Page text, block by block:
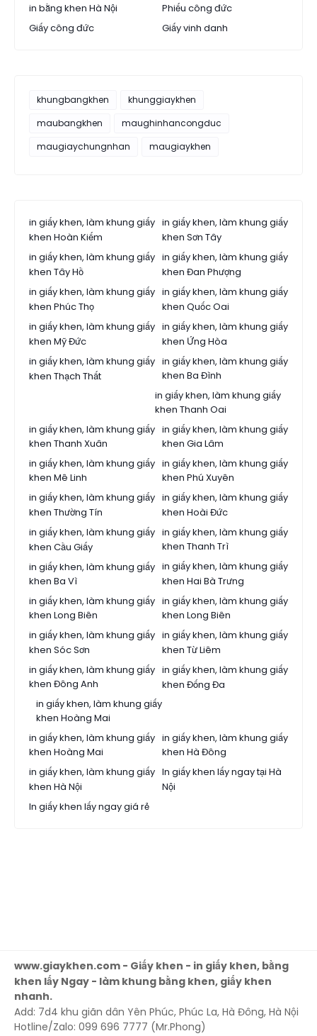
in bằng khen Hà Nội
Phiếu công đức
Giấy công đức
Giấy vinh danh
khungbangkhen
khunggiaykhen
maubangkhen
maughinhancongduc
maugiaychungnhan
maugiaykhen
in giấy khen, làm khung giấy
khen Hoàn Kiếm
in giấy khen, làm khung giấy
khen Sơn Tây
in giấy khen, làm khung giấy
khen Tây Hồ
in giấy khen, làm khung giấy
khen Đan Phượng
in giấy khen, làm khung giấy
khen Phúc Thọ
in giấy khen, làm khung giấy
khen Quốc Oai
in giấy khen, làm khung giấy
khen Mỹ Đức
in giấy khen, làm khung giấy
khen Ứng Hòa
in giấy khen, làm khung giấy
khen Thạch Thất
in giấy khen, làm khung giấy
khen Ba Đình
in giấy khen, làm khung giấy
khen Thanh Oai
in giấy khen, làm khung giấy
khen Gia Lâm
in giấy khen, làm khung giấy
khen Thanh Xuân
in giấy khen, làm khung giấy
khen Phú Xuyên
in giấy khen, làm khung giấy
khen Mê Linh
in giấy khen, làm khung giấy
khen Hoài Đức
in giấy khen, làm khung giấy
khen Thường Tín
in giấy khen, làm khung giấy
khen Thanh Trì
in giấy khen, làm khung giấy
khen Cầu Giấy
in giấy khen, làm khung giấy
khen Hai Bà Trưng
in giấy khen, làm khung giấy
khen Ba Vì
in giấy khen, làm khung giấy
khen Long Biên
in giấy khen, làm khung giấy
khen Long Biên
in giấy khen, làm khung giấy
khen Từ Liêm
in giấy khen, làm khung giấy
khen Sóc Sơn
in giấy khen, làm khung giấy
khen Đống Đa
in giấy khen, làm khung giấy
khen Đông Anh
in giấy khen, làm khung giấy
khen Hoàng Mai
in giấy khen, làm khung giấy
khen Hoàng Mai
in giấy khen, làm khung giấy
khen Hà Đông
in giấy khen, làm khung giấy
khen Hà Nội
In giấy khen lấy ngay tại Hà
Nội
In giấy khen lấy ngay giá rẻ
www.giaykhen.com - Giấy khen - in giấy khen, bằng
khen lấy Ngay - làm khung bằng khen, giấy khen
nhanh.
Add: 7d4 khu giãn dân Yên Phúc, Phúc La, Hà Đông, Hà Nội
Hotline/Zalo: 099 696 7777 (Mr.Phong)